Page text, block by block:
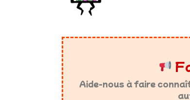
Aide-nous à faire